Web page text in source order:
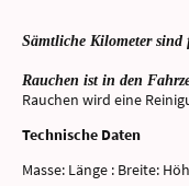
Sämtliche Kilometer sind
Rauchen ist in den
Rauchen wird eine
Technische Daten
Masse: Länge : Breite: